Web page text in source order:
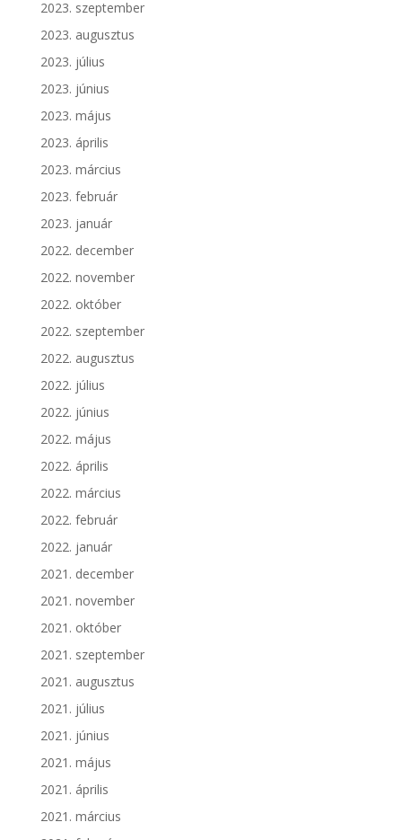
2023. szeptember
2023. augusztus
2023. július
2023. június
2023. május
2023. április
2023. március
2023. február
2023. január
2022. december
2022. november
2022. október
2022. szeptember
2022. augusztus
2022. július
2022. június
2022. május
2022. április
2022. március
2022. február
2022. január
2021. december
2021. november
2021. október
2021. szeptember
2021. augusztus
2021. július
2021. június
2021. május
2021. április
2021. március